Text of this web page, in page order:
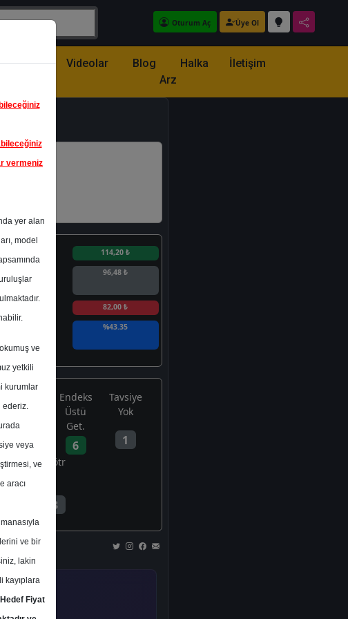
Oturum Aç Üye Ol
Videolar Blog
Halka
Arz
İletişim
Tahmin 114,20 ₺
Fiyat
96,48 ₺
82,00 ₺
%43.35
2
Endeks
Üstü
Get.
6
Tavsiye
Yok
1
Nötr
3
vermeniz
yer alan
model
ve
yetkili
kurumlar
ederiz.
veya
ve
aracı
ve bir
lakin
kayıplara
Hedef Fiyat